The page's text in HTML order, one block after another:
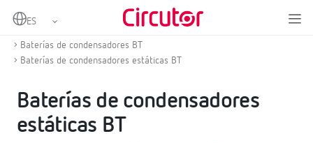
Home
Baterías de condensadores BT
Baterías de condensadores estáticas BT
Baterías de condensadores
estáticas BT